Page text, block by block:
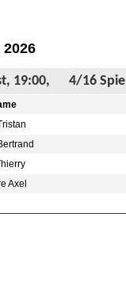
19:00, 4/16
Axel